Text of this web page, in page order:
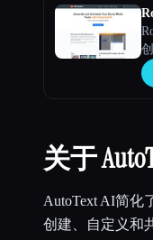
关于
AutoText AI简化
创建、自定义和